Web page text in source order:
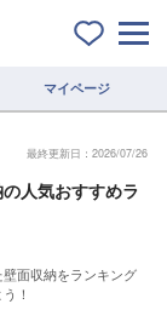
マイページ
最終更新日：2026/07/26
人気おすすめラ
面収納をランキング
！